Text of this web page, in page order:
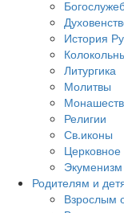
История
Литургика
Молитвы
Религии
Св.иконы
Экуменизм
Родителям и
Взрослым